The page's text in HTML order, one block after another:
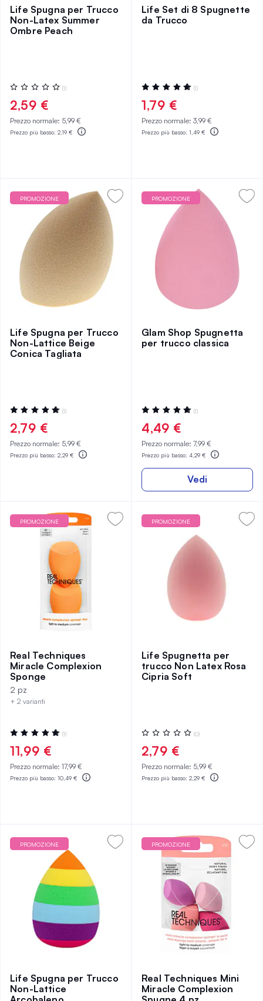
Life Spugna per Trucco
Non-Latex Summer
Ombre Peach
Valutazione:
0%
(1)
2,59 €
Prezzo normale: 5,99 €
Prezzo più basso: 2,19 €
Life Set di 8 Spugnette
da Trucco
Valutazione:
100%
(1)
1,79 €
Prezzo normale: 3,99 €
Prezzo più basso: 1,49 €
PROMOZIONE
Life Spugna per Trucco
Non-Lattice Beige
Conica Tagliata
Valutazione:
100%
(1)
2,79 €
Prezzo normale: 5,99 €
Prezzo più basso: 2,29 €
PROMOZIONE
Glam Shop Spugnetta
per trucco classica
Valutazione:
100%
(1)
4,49 €
Prezzo normale: 7,99 €
Prezzo più basso: 4,29 €
Vedi
PROMOZIONE
Real Techniques
Miracle Complexion
Sponge
2 pz
+ 2 varianti
Valutazione:
100%
(1)
11,99 €
Prezzo normale: 17,99 €
Prezzo più basso: 10,49 €
PROMOZIONE
Life Spugnetta per
trucco Non Latex Rosa
Cipria Soft
Valutazione:
0%
(0)
2,79 €
Prezzo normale: 5,99 €
Prezzo più basso: 2,29 €
PROMOZIONE
Life Spugna per Trucco
Non-Lattice
PROMOZIONE
Real Techniques Mini
Miracle Complexion